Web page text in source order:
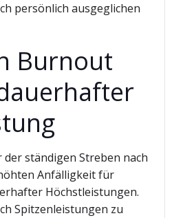
persönlich ausgeglichen
Burnout
der ständigen Streben nach
Anfälligkeit für
Höchstleistungen.
Spitzenleistungen zu